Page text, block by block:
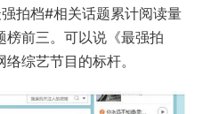
拍档#相关话题累计阅读量
榜前三。可以说《最强拍
综艺节目的标杆。